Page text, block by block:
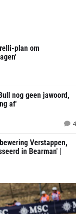
plan om
nog geen jawoord,
af'
4
Verstappen,
in Bearman' |